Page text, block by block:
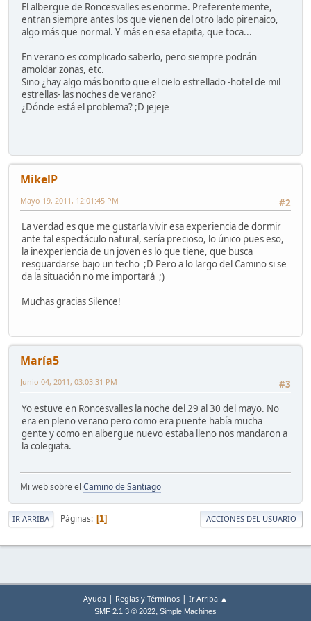
El albergue de Roncesvalles es enorme. Preferentemente,
entran siempre antes los que vienen del otro lado pirenaico,
algo más que normal. Y más en esa etapita, que toca...
En verano es complicado saberlo, pero siempre podrán
amoldar zonas, etc.
Sino ¿hay algo más bonito que el cielo estrellado -hotel de mil
estrellas- las noches de verano?
¿Dónde está el problema? ;D jejeje
MikelP
#2
Mayo 19, 2011, 12:01:45 PM
La verdad es que me gustaría vivir esa experiencia de dormir
ante tal espectáculo natural, sería precioso, lo único pues eso,
la inexperiencia de un joven es lo que tiene, que busca
resguardarse bajo un techo ;D Pero a lo largo del Camino si se
da la situación no me importará ;)
Muchas gracias Silence!
María5
#3
Junio 04, 2011, 03:03:31 PM
Yo estuve en Roncesvalles la noche del 29 al 30 del mayo. No
era en pleno verano pero como era puente había mucha
gente y como en albergue nuevo estaba lleno nos mandaron a
la colegiata.
Mi web sobre el Camino de Santiago
IR ARRIBA Páginas 1 ACCIONES DEL USUARIO
Ayuda Reglas y Términos Ir Arriba ▲
SMF 2.1.3 © 2022, Simple Machines